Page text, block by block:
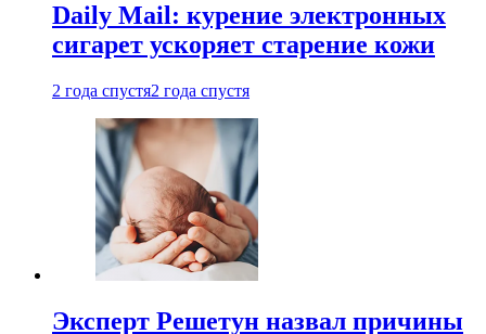
Daily Mail: курение электронных
сигарет ускоряет старение кожи
2 года спустя2 года спустя
Эксперт Решетун назвал причины